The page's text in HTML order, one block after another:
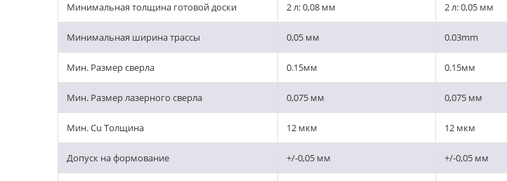
Минимальная толщина готовой доски 2 л: 0,08 мм 2 л: 0,05 мм
Минимальная ширина трассы 0,05 мм 0.03mm
Мин. Размер сверла 0.15мм 0.15мм
Мин. Размер лазерного сверла 0,075 мм 0,075 мм
Мин. Cu Толщина 12 мкм 12 мкм
Допуск на формование +/-0,05 мм +/-0,05 мм